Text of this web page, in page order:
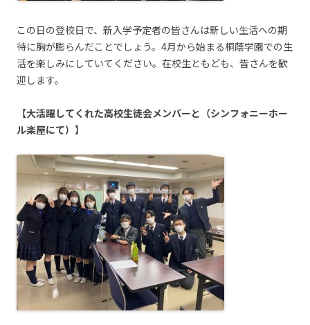
この日の登校日で、新入学予定者の皆さんは新しい生活への期
待に胸が膨らんだことでしょう。4月から始まる桐蔭学園での生
活を楽しみにしていてください。在校生ともども、皆さんを歓
迎します。
【大活躍してくれた高校生徒会メンバーと（シンフォニーホー
ル楽屋にて）】